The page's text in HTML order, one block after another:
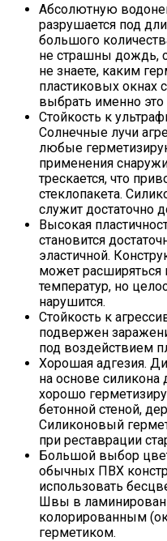
Абсолютную
разрушается под
большого
не страшны дождь,
не знаете, каким
пластиковых окнах
выбрать именно это
Стойкость к
Солнечные лучи
любые
применения
трескается, что
стеклопакета.
служит достаточно
Высокая
становится
эластичной.
может расширяться
температур, но
нарушится.
Стойкость к
подвержен
под воздействием
Хорошая адгезия.
на основе силикона
хорошо
бетонной стеной,
Силиконовый
при реставрации
Большой выбор
обычных ПВХ
использовать
Швы в
колорированным
герметиком.